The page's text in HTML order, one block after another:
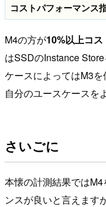
コストパフォーマンス
M4の方が10%以上コ
はSSDのInstance
ケースによってはM3を
自分のユースケースを
さいごに
本懐の計測結果では
ンスが良いと言えます